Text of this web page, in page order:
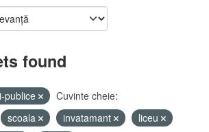
found
publice
Cuvinte cheie:
scoala invatamant
liceu